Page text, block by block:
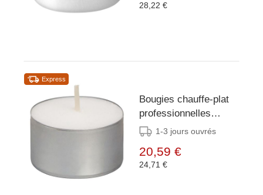
28,22 €
Express
Bougies chauffe-plat
professionnelles
Bolsius 8 heures (lot
1-3 jours ouvrés
20,59 €
24,71 €